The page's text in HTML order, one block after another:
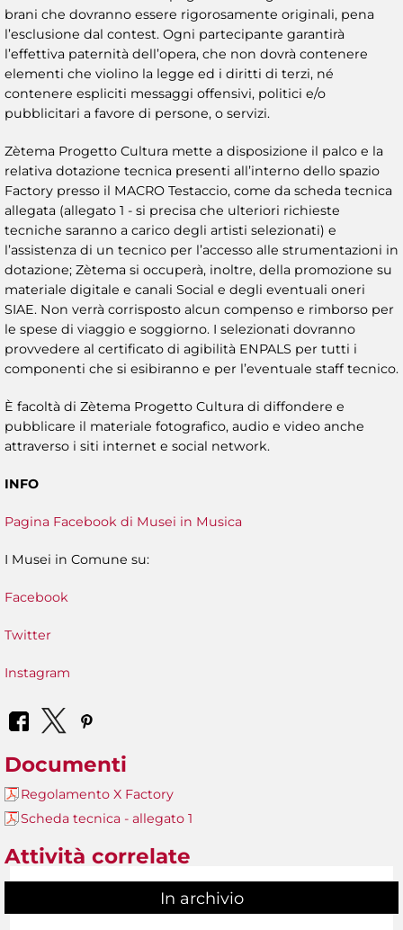
brani che dovranno essere rigorosamente originali, pena
l’esclusione dal contest. Ogni partecipante garantirà
l’effettiva paternità dell’opera, che non dovrà contenere
elementi che violino la legge ed i diritti di terzi, né
contenere espliciti messaggi offensivi, politici e/o
pubblicitari a favore di persone, o servizi.
Zètema Progetto Cultura mette a disposizione il palco e la
relativa dotazione tecnica presenti all’interno dello spazio
Factory presso il MACRO Testaccio, come da scheda tecnica
allegata (allegato 1 - si precisa che ulteriori richieste
tecniche saranno a carico degli artisti selezionati) e
l’assistenza di un tecnico per l’accesso alle strumentazioni in
dotazione; Zètema si occuperà, inoltre, della promozione su
materiale digitale e canali Social e degli eventuali oneri
SIAE. Non verrà corrisposto alcun compenso e rimborso per
le spese di viaggio e soggiorno. I selezionati dovranno
provvedere al certificato di agibilità ENPALS per tutti i
componenti che si esibiranno e per l’eventuale staff tecnico.
È facoltà di Zètema Progetto Cultura di diffondere e
pubblicare il materiale fotografico, audio e video anche
attraverso i siti internet e social network.
INFO
Pagina Facebook di Musei in Musica
I Musei in Comune su:
Facebook
Twitter
Instagram
Documenti
Regolamento X Factory
Scheda tecnica - allegato 1
Attività correlate
In archivio